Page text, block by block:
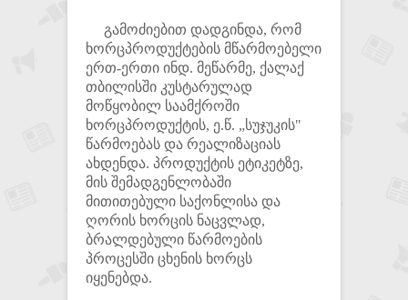
გამოძიებით დადგინდა, რომ
ხორცპროდუქტების მწარმოებელი
ერთ-ერთი ინდ. მეწარმე, ქალაქ
თბილისში კუსტარულად
მოწყობილ საამქროში
ხორცპროდუქტის, ე.წ. „სუჯუკის"
წარმოებას და რეალიზაციას
ახდენდა. პროდუქტის ეტიკეტზე,
მის შემადგენლობაში
მითითებული საქონლისა და
ღორის ხორცის ნაცვლად,
ბრალდებული წარმოების
პროცესში ცხენის ხორცს
იყენებდა.